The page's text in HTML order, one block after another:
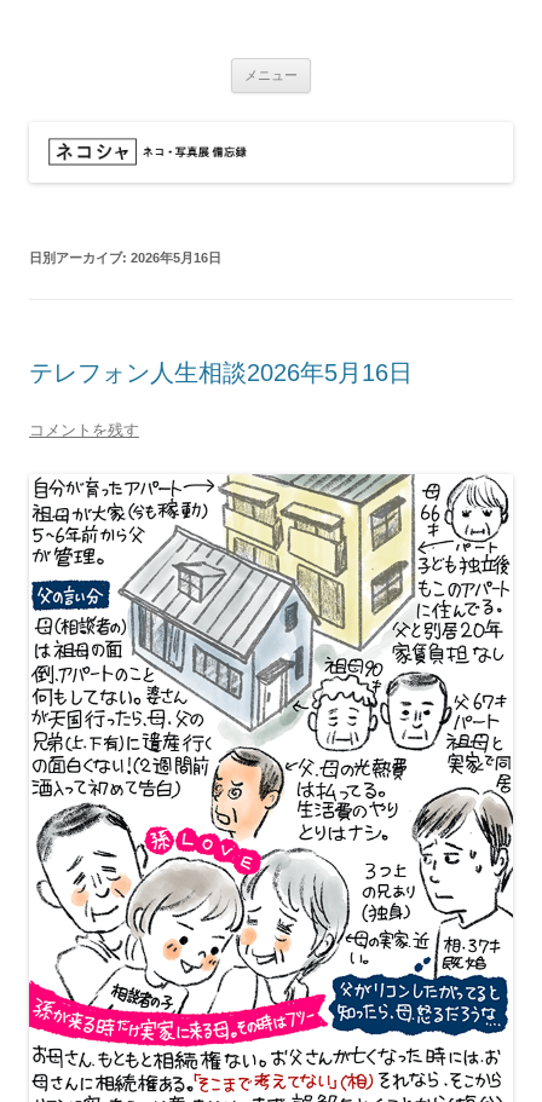
メニュー
日別アーカイブ: 2026年5月16日
テレフォン人生相談2026年5月16日
コメントを残す